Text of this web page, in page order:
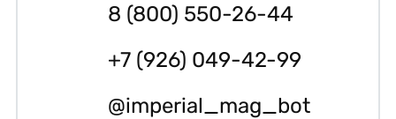
8 (800) 550-26-44
+7 (926) 049-42-99
@imperial_mag_bot